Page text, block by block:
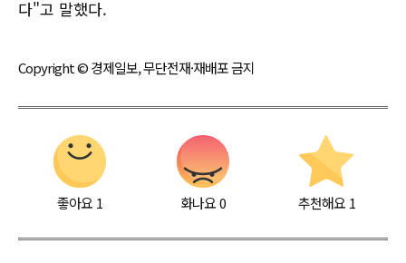
다"고 말했다.
Copyright © 경제일보, 무단전재·재배포 금지
좋아요 1 화나요0 추천해요 1